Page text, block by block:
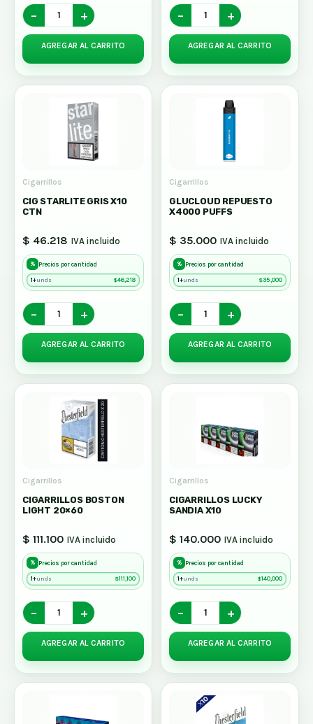
− +
AGREGAR AL CARRITO
− +
AGREGAR AL CARRITO
Cigarrillos
CIG STARLITE GRIS X10
CTN
$ 46.218 IVA incluido
% Precios por cantidad
1+unds $46,218
− +
AGREGAR AL CARRITO
Cigarrillos
GLUCLOUD REPUESTO
X4000 PUFFS
$ 35.000 IVA incluido
% Precios por cantidad
1+unds $35,000
− +
AGREGAR AL CARRITO
Cigarrillos
CIGARRILLOS BOSTON
LIGHT 20×60
$ 111.100 IVA incluido
% Precios por cantidad
1+unds $111,100
− +
AGREGAR AL CARRITO
Cigarrillos
CIGARRILLOS LUCKY
SANDIA X10
$ 140.000 IVA incluido
% Precios por cantidad
1+unds $140,000
− +
AGREGAR AL CARRITO